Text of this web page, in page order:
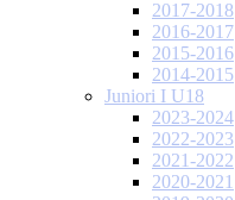
2017-2018
2016-2017
2015-2016
2014-2015
Juniori I U18
2023-2024
2022-2023
2021-2022
2020-2021